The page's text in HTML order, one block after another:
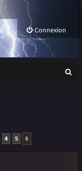
Connexion
4 5 6